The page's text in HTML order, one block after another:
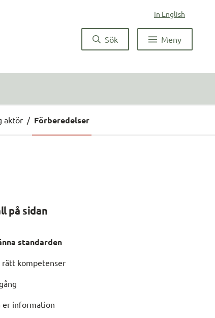
In English
Sök Meny
aktör / Förberedelser
på sidan
standarden
rätt kompetenser
er information